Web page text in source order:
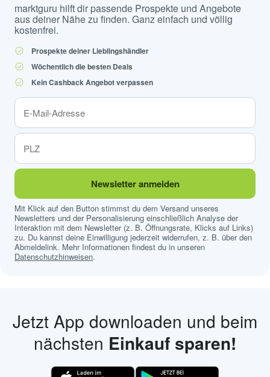
marktguru hilft dir passende Prospekte und Angebote
aus deiner Nähe zu finden. Ganz einfach und völlig
kostenfrei.
Prospekte deiner Lieblingshändler
Wöchentlich die besten Deals
Kein Cashback Angebot verpassen
Newsletter anmelden
Mit Klick auf den Button stimmst du dem Versand unseres
Newsletters und der Personalisierung einschließlich Analyse der
Interaktion mit dem Newsletter (z. B. Öffnungsrate, Klicks auf Links)
zu. Du kannst deine Einwilligung jederzeit widerrufen, z. B. über den
Abmeldelink. Mehr Informationen findest du in unseren
Datenschutzhinweisen.
Jetzt App downloaden und beim
nächsten Einkauf sparen!